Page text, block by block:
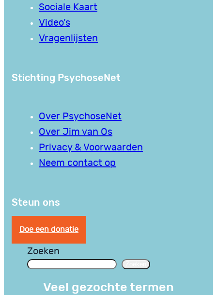
Sociale Kaart
Video’s
Vragenlijsten
Stichting PsychoseNet
Over PsychoseNet
Over Jim van Os
Privacy & Voorwaarden
Neem contact op
Steun ons
Doe een donatie
Zoeken
Veel gezochte termen